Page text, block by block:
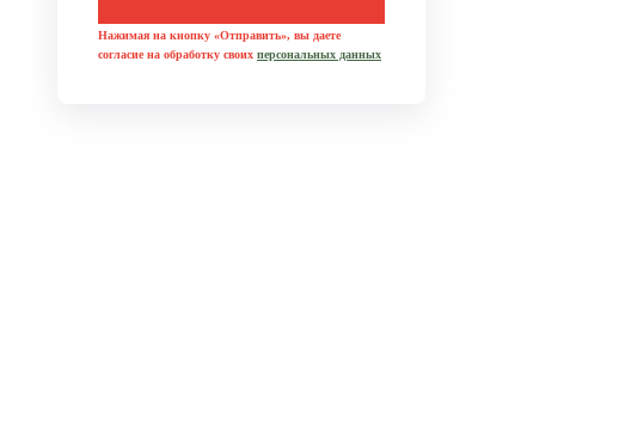
Нажимая на кнопку «Отправить», вы даете
согласие на обработку своих персональных данных